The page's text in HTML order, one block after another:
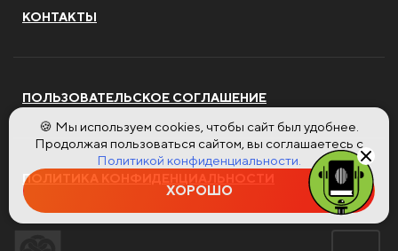
КОНТАКТЫ
ПОЛЬЗОВАТЕЛЬСКОЕ СОГЛАШЕНИЕ
ПОЛИТИКА КОНФИДЕНЦИАЛЬНОСТИ
🍪 Мы используем cookies, чтобы сайт был удобнее.
Продолжая пользоваться сайтом, вы соглашаетесь с
Политикой конфиденциальности.
ХОРОШО